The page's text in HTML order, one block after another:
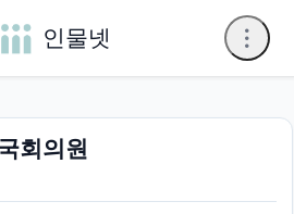
인물넷
회의원